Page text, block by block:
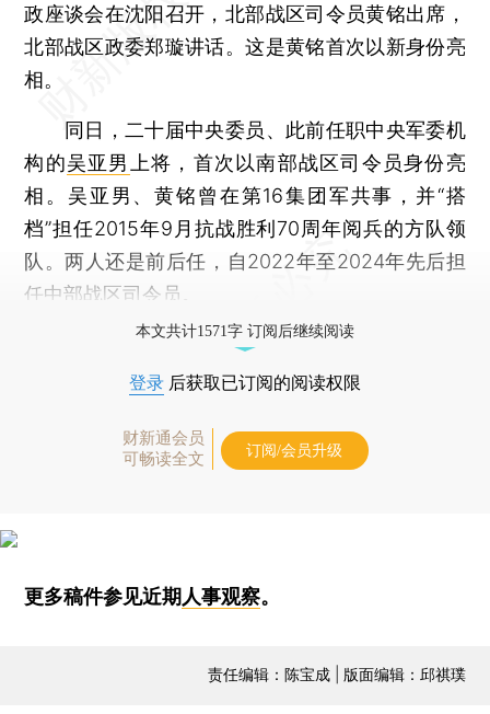
政座谈会在沈阳召开，北部战区司令员黄铭出席，
北部战区政委郑璇讲话。这是黄铭首次以新身份亮
相。
同日，二十届中央委员、此前任职中央军委机
构的吴亚男
上将，首次以南部战区司令员身份亮
相。吴亚男、黄铭曾在第16集团军共事，并“搭
档”担任2015年9月抗战胜利70周年阅兵的方队领
队。两人还是前后任，自2022年至2024年先后担
任中部战区司令员。
本文共计1571字 订阅后继续阅读
登录 后获取已订阅的阅读权限
财新通会员
可畅读全文
订阅/会员升级
更多稿件参见近期 人事观察。
责任编辑：陈宝成 | 版面编辑：邱祺璞